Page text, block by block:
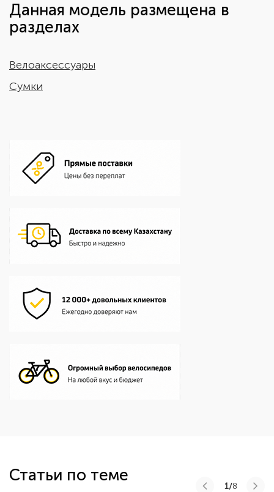
Данная модель размещена в
разделах
Велоаксессуары
Сумки
Статьи по теме
1/8